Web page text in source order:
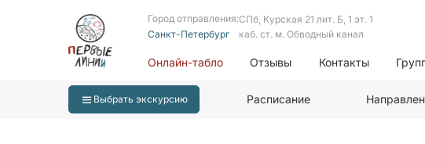
Город отправления:
Санкт-Петербург
СПб, Курская 21 лит. Б, 1 эт. 1
каб. ст. м. Обводный канал
Онлайн-табло Отзывы Контакты
Выбрать экскурсию Расписание